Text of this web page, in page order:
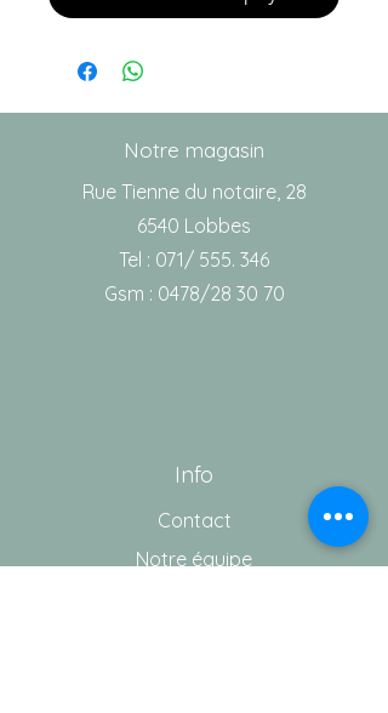
Notre magasin
Rue Tienne du notaire, 28
6540 Lobbes
Tel : 071/ 555. 346
Gsm : 0478/28 30 70
Info
Contact
Notre équipe